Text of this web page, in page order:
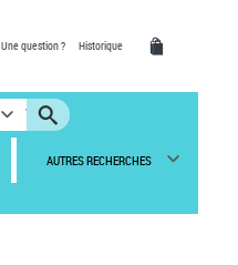
Une question ? Historique
AUTRES RECHERCHES